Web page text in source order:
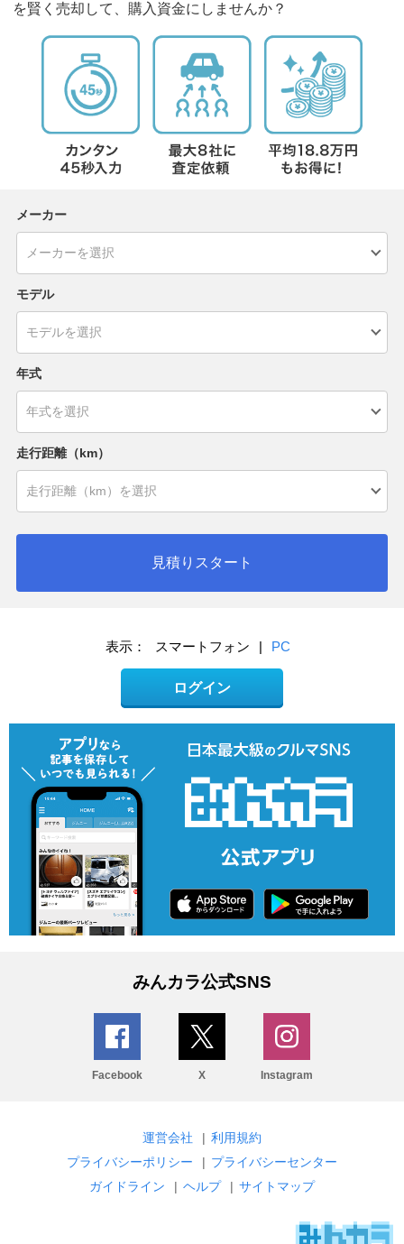
を賢く売却して、購入資金にしませんか？
メーカー
モデル
年式
走行距離（km）
見積りスタート
表示： スマートフォン | PC
ログイン
みんカラ公式SNS
Facebook X Instagram
運営会社 | 利用規約
プライバシーポリシー
| プライバシーセンター
ガイドライン
| ヘルプ | サイトマップ